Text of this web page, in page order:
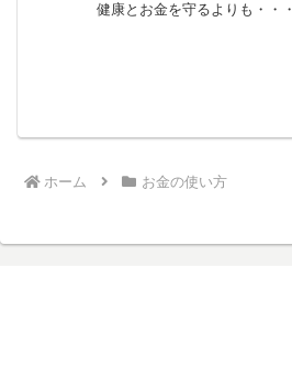
健康とお金を守るよりも・・・
ホーム お金の使い方